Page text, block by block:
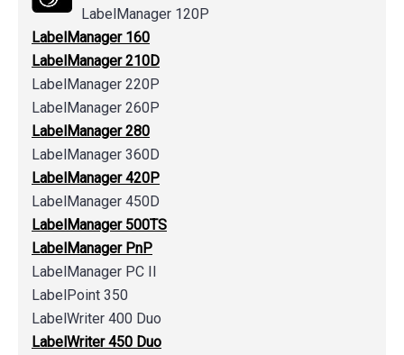
LabelManager 120P
LabelManager 160
LabelManager 210D
LabelManager 220P
LabelManager 260P
LabelManager 280
LabelManager 360D
LabelManager 420P
LabelManager 450D
LabelManager 500TS
LabelManager PnP
LabelManager PC II
LabelPoint 350
LabelWriter 400 Duo
LabelWriter 450 Duo